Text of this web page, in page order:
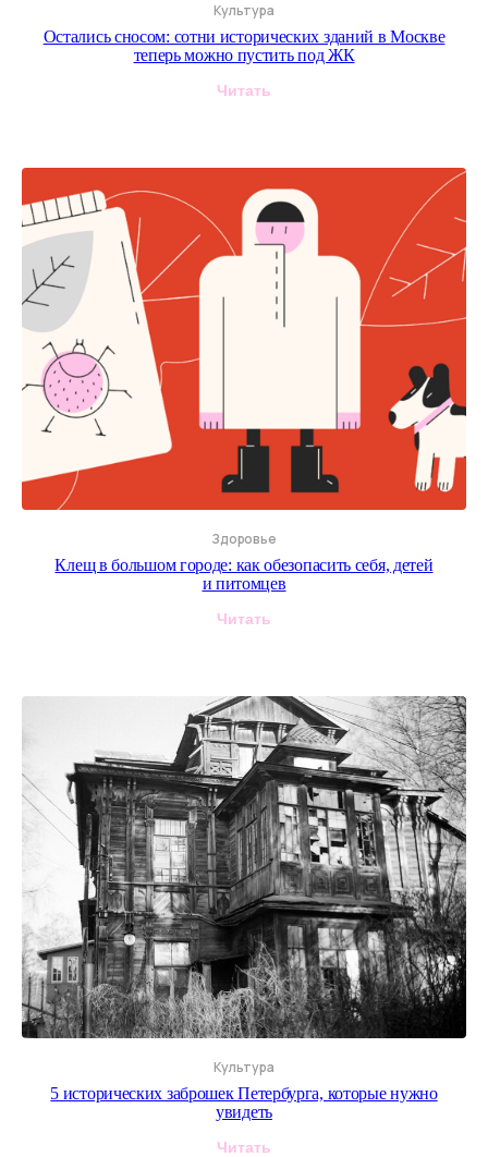
Культура
Остались сносом: сотни исторических зданий в Москве
теперь можно пустить под ЖК
Читать
Здоровье
Клещ в большом городе: как обезопасить себя, детей
и питомцев
Читать
Культура
5 исторических заброшек Петербурга, которые нужно
увидеть
Читать